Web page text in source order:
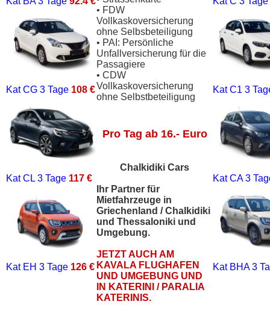
Kat CG 3 Tage 108 €
Kat CL 3 Tage 117 €
Kat EH 3 Tage 126 €
• FDW
Vollkaskoversicherung
ohne Selbsbeteiligung
• PAI: Persönliche
Unfallversicherung für die
Passagiere
• CDW
Vollkaskoversicherung
ohne Selbstbeteiligung
Pro Tag ab 16.- Euro
Chalkidiki Cars
Ihr Partner für
Mietfahrzeuge in
Griechenland / Chalkidiki
und Thessaloniki und
Umgebung.
JETZT AUCH AM
KAVALA FLUGHAFEN
UND UMGEBUNG UND
IN KATERINI / PARALIA
KATERINIS.
Kat C1 3
Kat CA3
Kat BHA3